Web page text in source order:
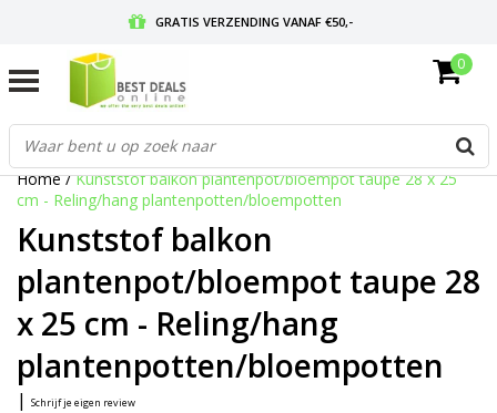
GRATIS VERZENDING VANAF €50,-
GRATIS RETOURNEREN EN 30 DAGEN BEDENKTIJD
0
Home/Kunststof balkon plantenpot/bloempot taupe 28 x 25
cm - Reling/hang plantenpotten/bloempotten
Kunststof balkon
plantenpot/bloempot taupe 28
x 25 cm - Reling/hang
plantenpotten/bloempotten
| Schrijf je eigen review